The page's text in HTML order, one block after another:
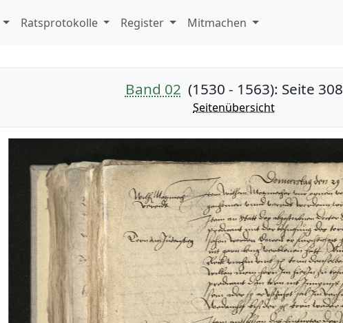
Ratsprotokolle Register Mitmachen
Band 02 (1530 - 1563): Seite 308
Seitenübersicht